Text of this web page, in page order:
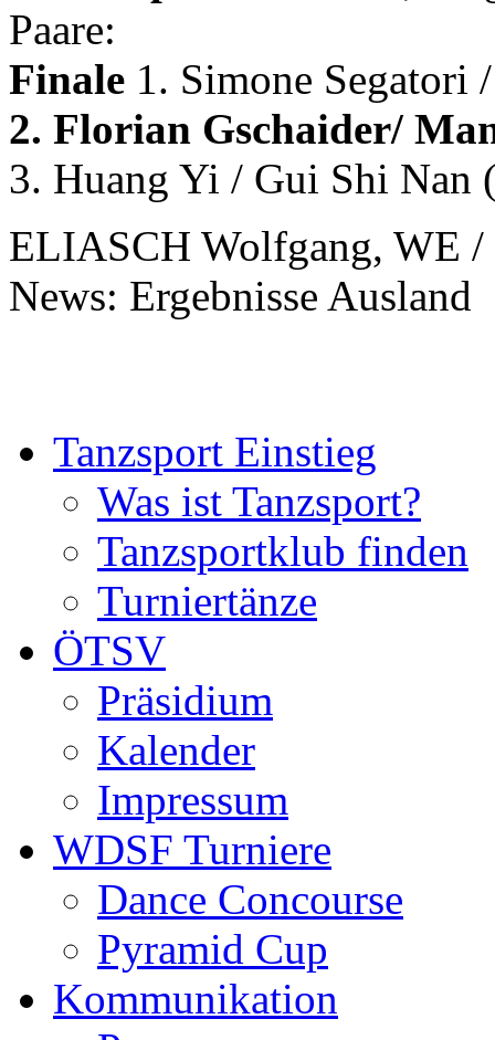
Paare:
Finale 1. Simone Segatori
2. Florian Gschaider/
3. Huang Yi / Gui Shi Nan
ELIASCH Wolfgang, WE /
News: Ergebnisse Ausland
Tanzsport Einstieg
Was ist Tanzsport?
Tanzsportklub finden
Turniertänze
ÖTSV
Präsidium
Kalender
Impressum
WDSF Turniere
Dance Concourse
Pyramid Cup
Kommunikation